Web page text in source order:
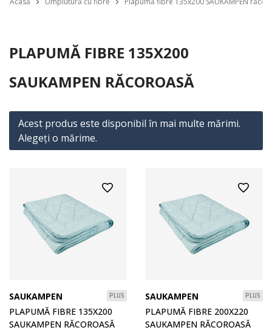
PLAPUMĂ FIBRE 135X200
SAUKAMPEN RĂCOROASĂ
Acest produs este disponibil în mai multe mărimi.
Alegeţi o mărime.
SAUKAMPEN PLUS
PLAPUMĂ FIBRE 135X200
SAUKAMPEN RĂCOROASĂ
SAUKAMPEN PLUS
PLAPUMĂ FIBRE 200X220
SAUKAMPEN RĂCOROASĂ